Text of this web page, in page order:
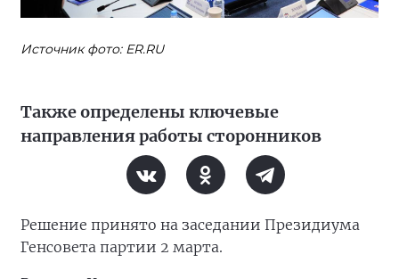
Источник фото: ER.RU
Также определены ключевые
направления работы сторонников
Решение принято на заседании Президиума
Генсовета партии 2 марта.